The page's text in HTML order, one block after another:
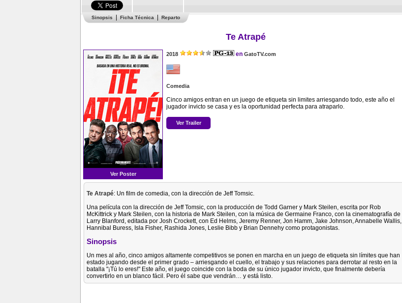
Sinopsis Ficha Técnica Reparto
Te Atrapé
Ver Poster
2018 en GatoTV.com
Comedia
Cinco amigos entran en un juego de etiqueta sin limites arriesgando todo, este año el
jugador invicto se casa y es la oportunidad perfecta para atraparlo.
Ver Trailer
Te Atrapé: Un film de comedia, con la dirección de Jeff Tomsic.
Una película con la dirección de Jeff Tomsic, con la producción de Todd Garner y Mark Steilen, escrita por Rob
McKittrick y Mark Steilen, con la historia de Mark Steilen, con la música de Germaine Franco, con la cinematografía de
Larry Blanford, editada por Josh Crockett, con Ed Helms, Jeremy Renner, Jon Hamm, Jake Johnson, Annabelle Wallis,
Hannibal Buress, Isla Fisher, Rashida Jones, Leslie Bibb y Brian Dennehy como protagonistas.
Sinopsis
Un mes al año, cinco amigos altamente competitivos se ponen en marcha en un juego de etiqueta sin límites que han
estado jugando desde el primer grado – arriesgando el cuello, el trabajo y sus relaciones para derrotar al resto en la
batalla "¡Tú lo eres!" Este año, el juego coincide con la boda de su único jugador invicto, que finalmente debería
convertirlo en un blanco fácil. Pero él sabe que vendrán… y está listo.